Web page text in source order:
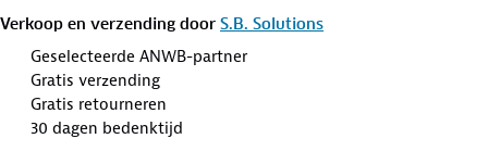
Verkoop en verzending door S.B. Solutions
Geselecteerde ANWB-partner
Gratis verzending
Gratis retourneren
30 dagen bedenktijd